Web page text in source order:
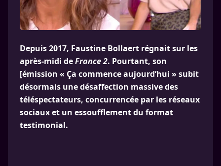
Depuis 2017, Faustine Bollaert régnait sur les
après-midi deFrance 2. Pourtant, son
[émission « Ça commence aujourd’hui » subit
désormais une désaffection massive des
téléspectateurs, concurrencée par les réseaux
sociaux et un essoufflement du format
testimonial.